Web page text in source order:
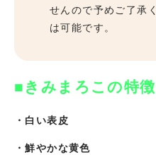
せんので予めご了承
は可能です。
■きみまろこの特徴
・白い表皮
・鮮やかな黄色